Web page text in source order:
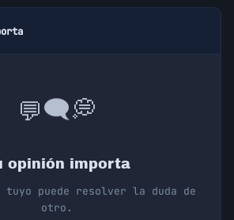
💬🗨️💭
opinión importa
tuyo puede resolver la duda de
otro.